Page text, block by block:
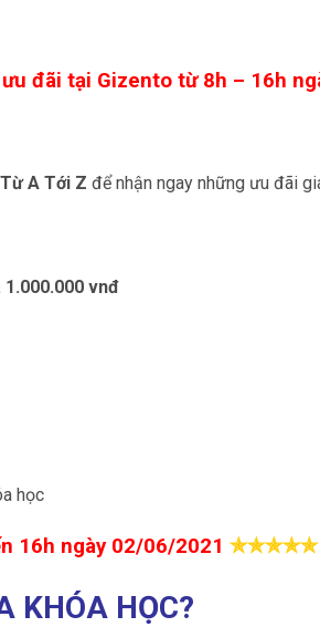
đãi tại Gizento từ 8h – 16h
A Tới Z để nhận ngay những ưu đãi
vnđ
học
16h ngày 02/06/2021✯✯✯✯✯
KHÓA HỌC?